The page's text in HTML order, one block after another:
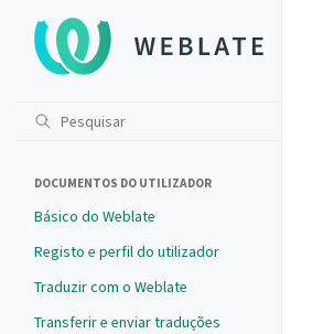
DOCUMENTOS DO UTILIZADOR
Básico do Weblate
Registo e perfil do utilizador
Traduzir com o Weblate
Transferir e enviar traduções